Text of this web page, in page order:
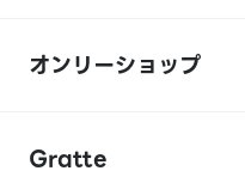
オンリーショップ
Gratte